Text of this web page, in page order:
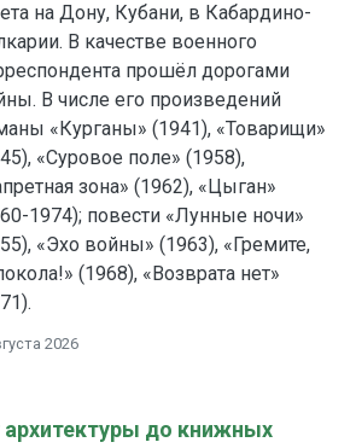
на Дону, Кубани, в Кабардино-
В качестве военного
прошёл дорогами
В числе его произведений
«Курганы» (1941), «Товарищи»
«Суровое поле» (1958),
зона» (1962), «Цыган»
1974); повести «Лунные ночи»
«Эхо войны» (1963), «Гремите,
(1968), «Возврата нет»
2026
архитектуры до книжных